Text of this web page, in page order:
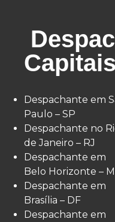
Despachante em
Paulo – SP
Despachante no
de Janeiro – RJ
Despachante em
Belo Horizonte –
Despachante em
Brasília – DF
Despachante em